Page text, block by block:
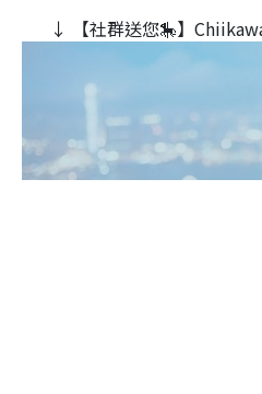
↓ 【社群送您🎠】